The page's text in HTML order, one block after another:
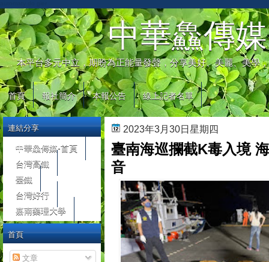
中華鱻傳媒
本平台多元中立，期盼為正能量發聲，分享美好、美麗、美學
首頁 報社簡介 本報公告 線上記者名單
2023年3月30日星期四
臺南海巡攔截K毒入境
音
連結分享
中華鱻傳媒-首頁
台灣高鐵
臺鐵
台灣好行
嘉南藥理大學
首頁
文章